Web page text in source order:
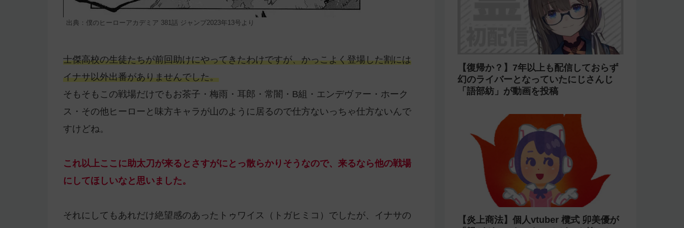
出典：僕のヒーローアカデミア 381話 ジャンプ2023年13号より
士傑高校の生徒たちが前回助けにやってきたわけですが、かっこよく登場した割には
イナサ以外出番がありませんでした。
そもそもこの戦場だけでもお茶子・梅雨・耳郎・常闇・B組・エンデヴァー・ホーク
ス・その他ヒーローと味方キャラが山のように居るので仕方ないっちゃ仕方ないんで
すけどね。
これ以上ここに助太刀が来るとさすがにとっ散らかりそうなので、来るなら他の戦場
にしてほしいなと思いました。
それにしてもあれだけ絶望感のあったトゥワイス（トガヒミコ）でしたが、イナサの
【復帰か？】7年以上も配信しておらず
幻のライバーとなっていたにじさんじ
「語部紡」が動画を投稿
【炎上商法】個人vtuber 欖式 卯美優が